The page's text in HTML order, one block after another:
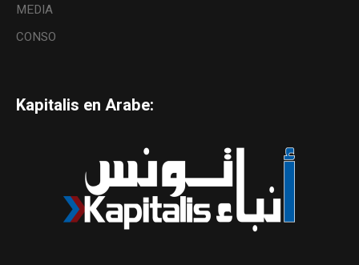
MEDIA
CONSO
Kapitalis en Arabe: